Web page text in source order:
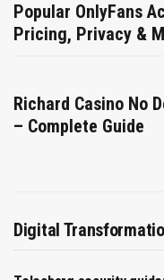
Popular OnlyFans
Pricing, Privacy &
Richard Casino No
– Complete Guide
Digital